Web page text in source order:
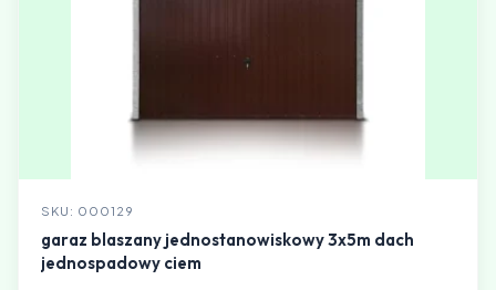
SKU: 000129
garaz blaszany jednostanowiskowy 3x5m dach
jednospadowy ciem